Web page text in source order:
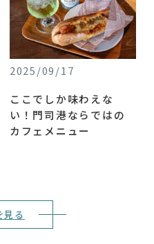
2025/09/17
ここでしか味わえな
い！門司港ならではの
カフェメニュー
見る